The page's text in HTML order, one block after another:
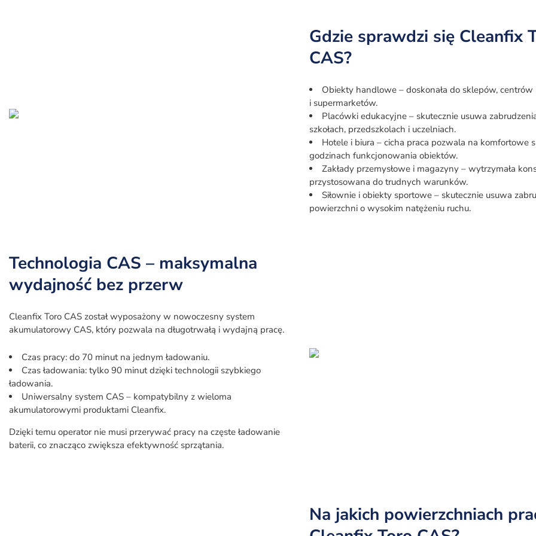
Gdzie sprawdzi się Cleanfix
CAS?
Obiekty handlowe – doskonała do sklepów,
i supermarketów.
Placówki edukacyjne – skutecznie usuwa
szkołach, przedszkolach i uczelniach.
Hotele i biura – cicha praca pozwala na komfortowe
godzinach funkcjonowania obiektów.
Zakłady przemysłowe i magazyny – wytrzymała
przystosowana do trudnych warunków.
Siłownie i obiekty sportowe – skutecznie usuwa
powierzchni o wysokim natężeniu ruchu.
Technologia CAS – maksymalna
wydajność bez przerw
Cleanfix Toro CAS został wyposażony w nowoczesny system
akumulatorowy CAS, który pozwala na długotrwałą i wydajną pracę.
Czas pracy: do 70 minut na jednym ładowaniu.
Czas ładowania: tylko 90 minut dzięki technologii szybkiego
ładowania.
Uniwersalny system CAS – kompatybilny z wieloma
akumulatorowymi produktami Cleanfix.
Dzięki temu operator nie musi przerywać pracy na częste ładowanie
baterii, co znacząco zwiększa efektywność sprzątania.
Na jakich powierzchniach